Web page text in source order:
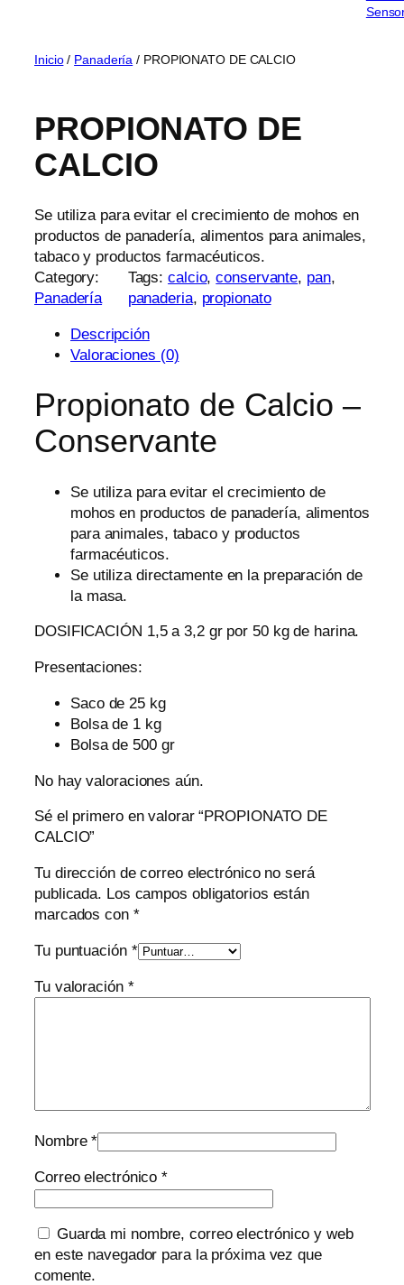
Inicio/ Panadería / PROPIONATO DE CALCIO
PROPIONATO DE
CALCIO
Se utiliza para evitar el crecimiento de mohos en
productos de panadería, alimentos para animales,
tabaco y productos farmacéuticos.
Category:
Panadería
Tags:calcio, conservante, pan
panaderia, propionato
Descripción
Valoraciones (0)
Propionato de Calcio –
Conservante
Se utiliza para evitar el crecimiento de
mohos en productos de panadería, alimentos
para animales, tabaco y productos
farmacéuticos.
Se utiliza directamente en la preparación de
la masa.
DOSIFICACIÓN 1,5 a 3,2 gr por 50 kg de harina.
Presentaciones:
Saco de 25 kg
Bolsa de 1 kg
Bolsa de 500 gr
No hay valoraciones aún.
Sé el primero en valorar “PROPIONATO DE
CALCIO”
Tu dirección de correo electrónico no será
publicada. Los campos obligatorios están
marcados con *
Tu puntuación *
Tu valoración *
Nombre*
Correo electrónico*
Guarda mi nombre, correo electrónico y web
en este navegador para la próxima vez que
comente.